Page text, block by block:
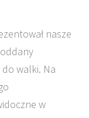
nasze
walki. Na
w